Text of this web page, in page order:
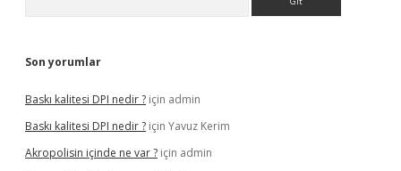
Son yorumlar
Baskı kalitesi DPI nedir ? için admin
Baskı kalitesi DPI nedir ? için Yavuz Kerim
Akropolisin içinde ne var ? için admin